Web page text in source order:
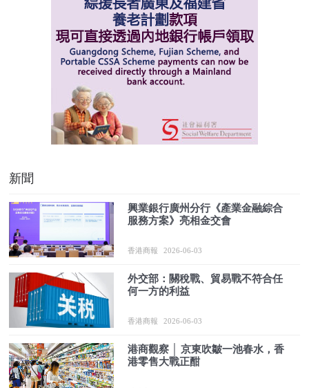
新聞
興業銀行廣州分行《產業金融綜合
服務方案》亮相金交會
香港商報 2026-06-03
外交部：關稅戰、貿易戰不符合任
何一方的利益
香港商報 2026-06-03
港商觀察 │ 京東吹皺一池春水，香
港零售大戰正酣